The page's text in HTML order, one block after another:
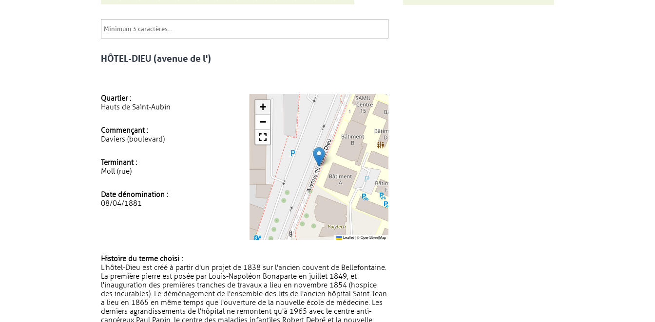
HÔTEL-DIEU (avenue de l')
Quartier :
Hauts de Saint-Aubin
Commençant :
Daviers (boulevard)
Terminant :
Moll (rue)
Date dénomination :
08/04/1881
+
−
Leaflet|©OpenStreetMap
Histoire du terme choisi :
L'hôtel-Dieu est créé à partir d'un projet de 1838 sur l'ancien couvent de Bellefontaine.
La première pierre est posée par Louis-Napoléon Bonaparte en juillet 1849, et
l'inauguration des premières tranches de travaux a lieu en novembre 1854 (hospice
des incurables). Le déménagement de l'ensemble des lits de l'ancien hôpital Saint-Jean
a lieu en 1865 en même temps que l'ouverture de la nouvelle école de médecine. Les
derniers agrandissements de l'hôpital ne remontent qu'à 1965 avec le centre anti-
cancéreux Paul Papin, le centre des maladies infantiles Robert Debré et la nouvelle